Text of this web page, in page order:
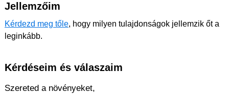
Jellemzőim
Kérdezd meg tőle, hogy milyen tulajdonságok jellemzik őt a
leginkább.
Kérdéseim és válaszaim
Szereted a növényeket,